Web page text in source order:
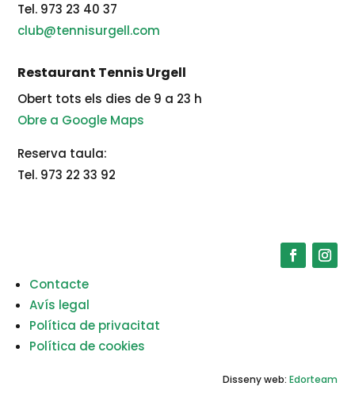
Tel. 973 23 40 37
club@tennisurgell.com
Restaurant Tennis Urgell
Obert tots els dies de 9 a 23 h
Obre a Google Maps
Reserva taula:
Tel. 973 22 33 92
Contacte
Avís legal
Política de privacitat
Política de cookies
Disseny web: Edorteam